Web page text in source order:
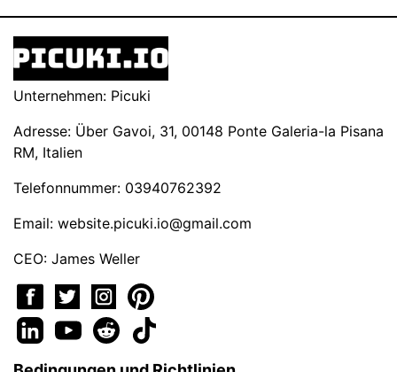
Unternehmen: Picuki
Adresse: Über Gavoi, 31, 00148 Ponte Galeria-la Pisana
RM, Italien
Telefonnummer: 03940762392
Email: website.picuki.io@gmail.com
CEO: James Weller